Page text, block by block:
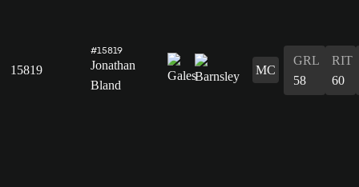
15819
#15819
Jonathan
Bland
MC
GRL
58
RIT
60